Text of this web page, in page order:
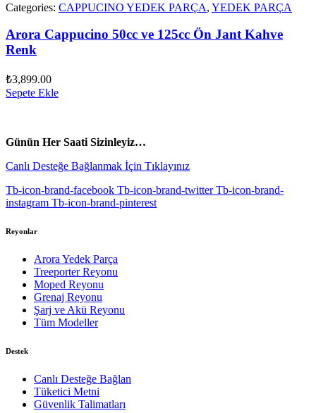
Categories: CAPPUCINO YEDEK PARÇA, YEDEK PARÇA
Arora Cappucino 50cc ve 125cc Ön Jant Kahve
Renk
₺3,899.00
Sepete Ekle
Günün Her Saati Sizinleyiz…
Canlı Desteğe Bağlanmak İçin Tıklayınız
Tb-icon-brand-facebook Tb-icon-brand-twitter Tb-icon-brand-
instagram Tb-icon-brand-pinterest
Reyonlar
Arora Yedek Parça
Treeporter Reyonu
Moped Reyonu
Grenaj Reyonu
Şarj ve Akü Reyonu
Tüm Modeller
Destek
Canlı Desteğe Bağlan
Tüketici Metni
Güvenlik Talimatları